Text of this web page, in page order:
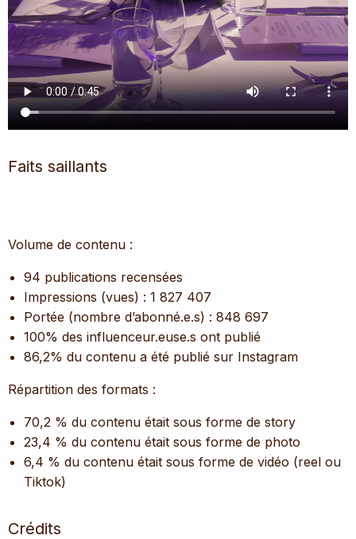
Faits saillants
Volume de contenu :
94 publications recensées
Impressions (vues) : 1 827 407
Portée (nombre d’abonné.e.s) : 848 697
100% des influenceur.euse.s ont publié
86,2% du contenu a été publié sur Instagram
Répartition des formats :
70,2 % du contenu était sous forme de story
23,4 % du contenu était sous forme de photo
6,4 % du contenu était sous forme de vidéo (reel ou
Tiktok)
Crédits